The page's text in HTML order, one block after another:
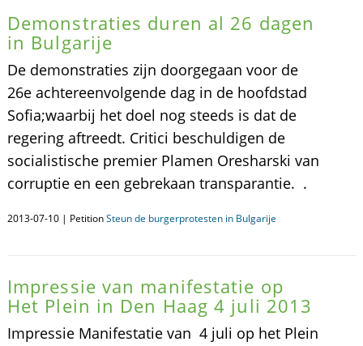
Demonstraties duren al 26 dagen
in Bulgarije
De demonstraties zijn doorgegaan voor de
26e achtereenvolgende dag in de hoofdstad
Sofia;waarbij het doel nog steeds is dat de
regering aftreedt. Critici beschuldigen de
socialistische premier Plamen Oresharski van
corruptie en een gebrekaan transparantie. .
2013-07-10 | PetitionSteun de burgerprotesten in Bulgarije
Impressie van manifestatie op
Het Plein in Den Haag 4 juli 2013
Impressie Manifestatie van 4 juli op het Plein